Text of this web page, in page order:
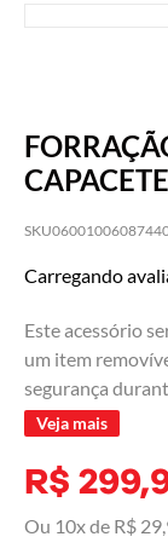
SKU
Carregando
Este acessório
um item
segurança
Veja mais
R$ 299,
Ou 10x de R$ 29,